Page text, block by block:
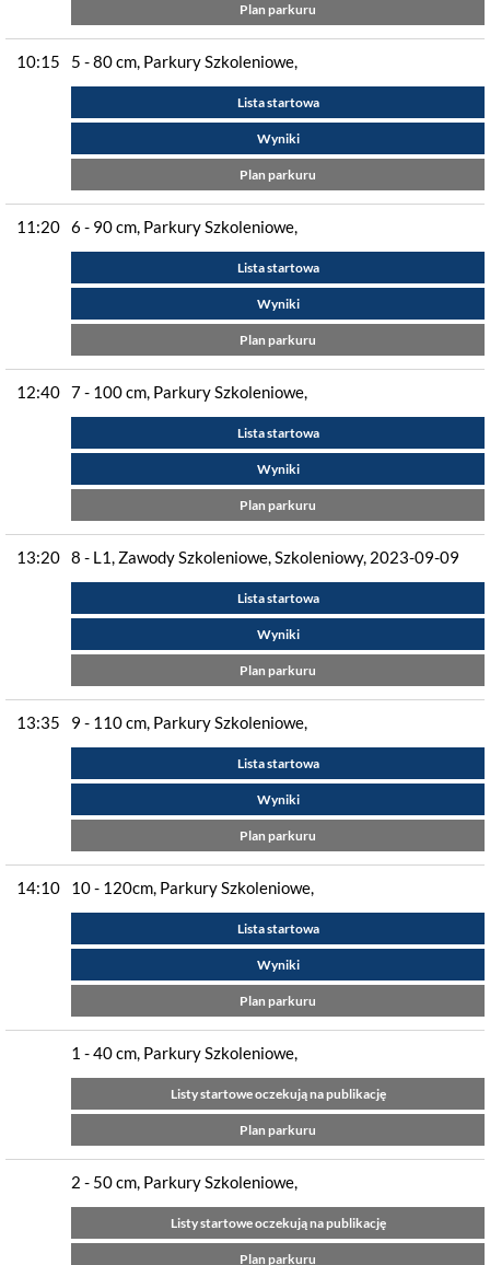
Plan parkuru
10:15 5 - 80 cm, Parkury Szkoleniowe,
Lista startowa
Wyniki
Plan parkuru
11:20 6 - 90 cm, Parkury Szkoleniowe,
Lista startowa
Wyniki
Plan parkuru
12:40 7 - 100 cm, Parkury Szkoleniowe,
Lista startowa
Wyniki
Plan parkuru
13:20 8 - L1, Zawody Szkoleniowe, Szkoleniowy, 2023-09-09
Lista startowa
Wyniki
Plan parkuru
13:35 9 - 110 cm, Parkury Szkoleniowe,
Lista startowa
Wyniki
Plan parkuru
14:10 10 - 120cm, Parkury Szkoleniowe,
Lista startowa
Wyniki
Plan parkuru
1 - 40 cm, Parkury Szkoleniowe,
Listy startowe oczekują na publikację
Plan parkuru
2 - 50 cm, Parkury Szkoleniowe,
Listy startowe oczekują na publikację
Plan parkuru